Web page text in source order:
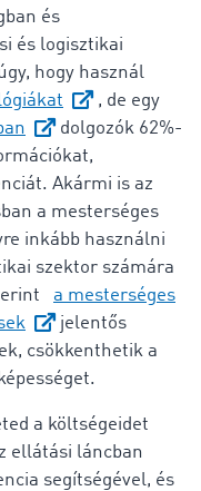
és
és logisztikai
hogy használ
, de egy
dolgozók 62%-
Akármi is az
a mesterséges
inkább használni
szektor számára
a mesterséges
jelentős
csökkenthetik a
a költségeidet
ellátási láncban
segítségével, és